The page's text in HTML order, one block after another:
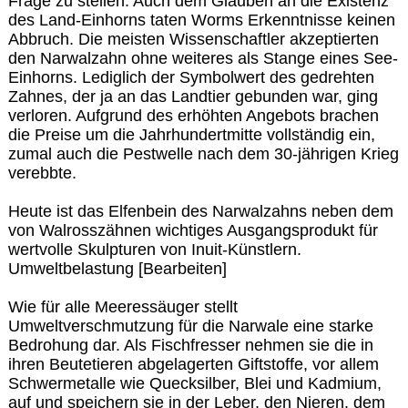
des Land-Einhorns taten Worms Erkenntnisse keinen
Abbruch. Die meisten Wissenschaftler akzeptierten
den Narwalzahn ohne weiteres als Stange eines See-
Einhorns. Lediglich der Symbolwert des gedrehten
Zahnes, der ja an das Landtier gebunden war, ging
verloren. Aufgrund des erhöhten Angebots brachen
die Preise um die Jahrhundertmitte vollständig ein,
zumal auch die Pestwelle nach dem 30-jährigen Krieg
verebbte.
Heute ist das Elfenbein des Narwalzahns neben dem
von Walrosszähnen wichtiges Ausgangsprodukt für
wertvolle Skulpturen von Inuit-Künstlern.
Umweltbelastung [Bearbeiten]
Wie für alle Meeressäuger stellt
Umweltverschmutzung für die Narwale eine starke
Bedrohung dar. Als Fischfresser nehmen sie die in
ihren Beutetieren abgelagerten Giftstoffe, vor allem
Schwermetalle wie Quecksilber, Blei und Kadmium,
auf und speichern sie in der Leber, den Nieren, dem